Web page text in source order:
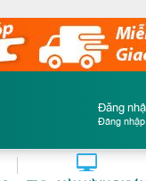
Đăng
Đăng